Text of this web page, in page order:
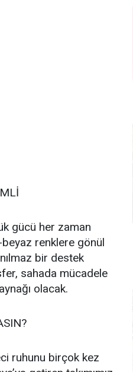
gücü her zaman
renklere gönül
bir destek
sahada mücadele
olacak.
ruhunu birçok kez